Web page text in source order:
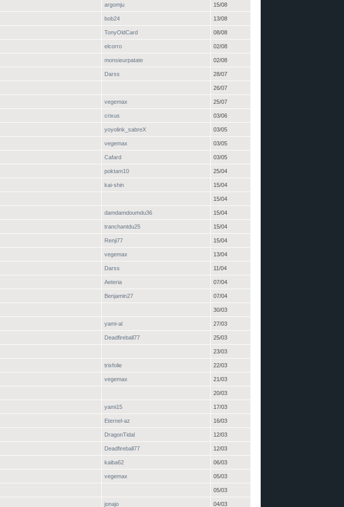
argomju 15/08
bob24 13/08
TonyOldCard 08/08
elcorro 02/08
monsieurpatate 02/08
Darss 28/07
26/07
vegemax 25/07
crixus 03/06
yoyolink_sabreX 03/05
vegemax 03/05
Cafard 03/05
poktam10 25/04
kai-shin 15/04
15/04
damdamdoumdu36 15/04
tranchantdu25 15/04
Renji77 15/04
vegemax 13/04
Darss 11/04
Aeteria 07/04
Benjamin27 07/04
30/03
yami-al 27/03
Deadfireball77 25/03
23/03
trixfolie 22/03
vegemax 21/03
20/03
yami15 17/03
Eternel-az 16/03
DragonTidal 12/03
Deadfireball77 12/03
kaiba62 06/03
vegemax 05/03
05/03
jonajo 04/03